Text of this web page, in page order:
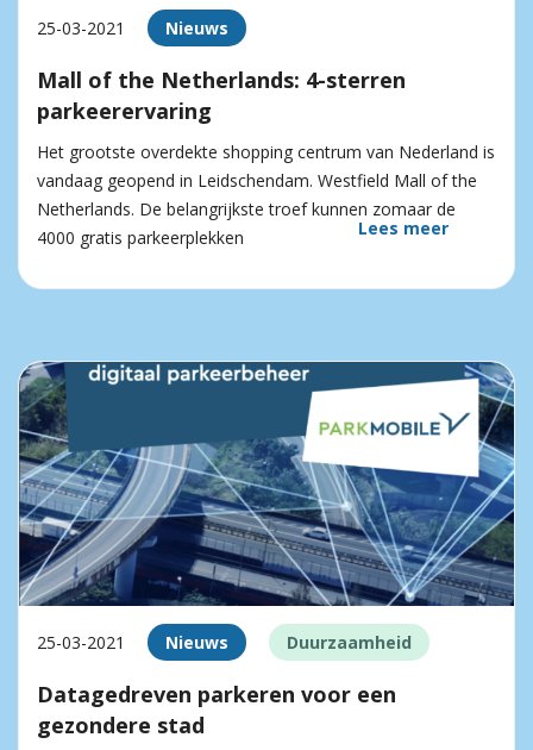
25-03-2021 Nieuws
Mall of the Netherlands: 4-sterren
parkeerervaring
Het grootste overdekte shopping centrum van Nederland is
vandaag geopend in Leidschendam. Westfield Mall of the
Netherlands. De belangrijkste troef kunnen zomaar de
4000 gratis parkeerplekken
Lees meer
25-03-2021 Nieuws Duurzaamheid
Datagedreven parkeren voor een
gezondere stad